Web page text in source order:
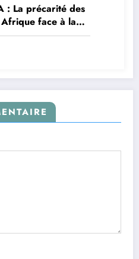
: La précarité des
face à la